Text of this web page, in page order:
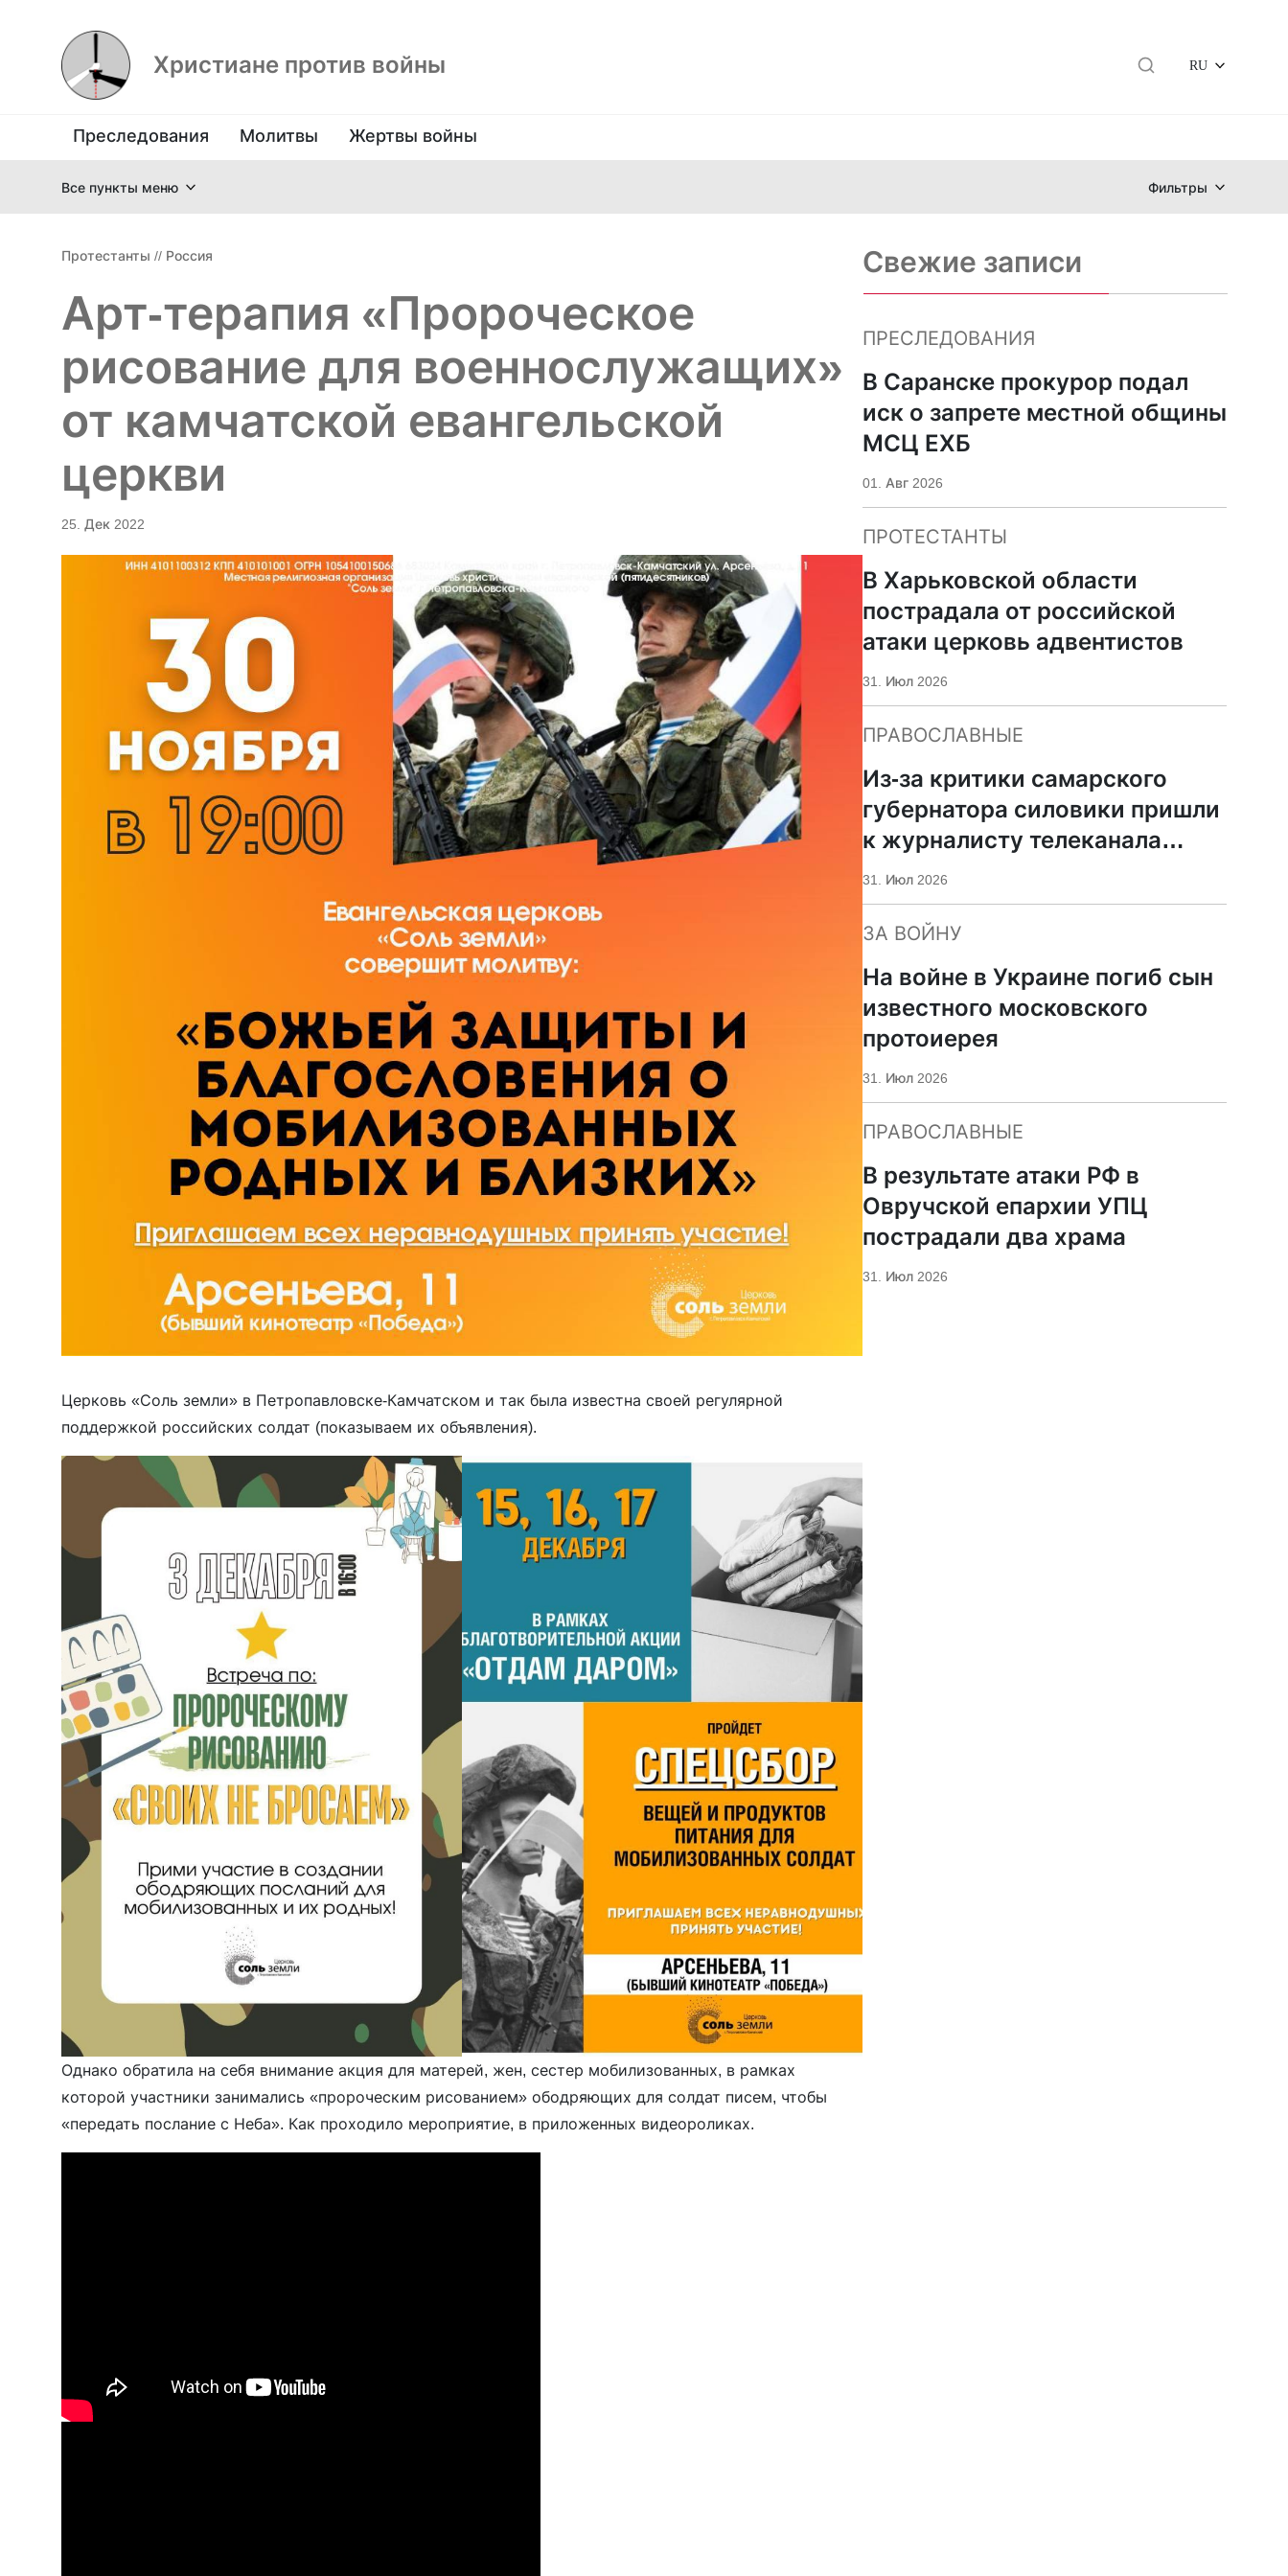
Христиане против войны RU
Преследования Молитвы Жертвы войны
Все пункты меню Фильтры
Протестанты // Россия
Арт-терапия «Пророческое
рисование для военнослужащих»
от камчатской евангельской
церкви
25. Дек 2022
Церковь «Соль земли» в Петропавловске-Камчатском и так была известна своей регулярной
поддержкой российских солдат (показываем их объявления).
Однако обратила на себя внимание акция для матерей, жен, сестер мобилизованных, в рамках
которой участники занимались «пророческим рисованием» ободряющих для солдат писем, чтобы
«передать послание с Неба». Как проходило мероприятие, в приложенных видеороликах.
Свежие записи
ПРЕСЛЕДОВАНИЯ
В Саранске прокурор подал
иск о запрете местной общины
МСЦ ЕХБ
01. Авг 2026
ПРОТЕСТАНТЫ
В Харьковской области
пострадала от российской
атаки церковь адвентистов
31. Июл 2026
ПРАВОСЛАВНЫЕ
Из-за критики самарского
губернатора силовики пришли
к журналисту телеканала
«Царьград»
31. Июл 2026
ЗА ВОЙНУ
На войне в Украине погиб сын
известного московского
протоиерея
31. Июл 2026
ПРАВОСЛАВНЫЕ
В результате атаки РФ в
Овручской епархии УПЦ
пострадали два храма
31. Июл 2026